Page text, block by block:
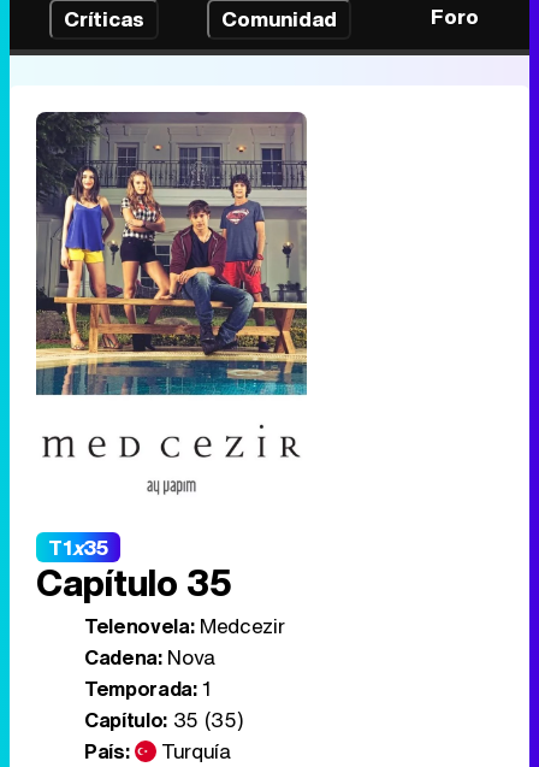
Críticas
Comunidad Foro
T1x35
Capítulo 35
Telenovela:Medcezir
Cadena:Nova
Temporada:1
Capítulo:35 (35)
País:
Turquía